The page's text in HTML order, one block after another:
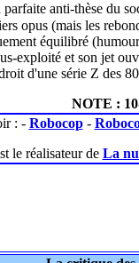
anti-thèse du
opus (mais les
équilibré
exploité et son jet
d'une série Z des
NOTE :
: - Robocop -
le réalisateur de La